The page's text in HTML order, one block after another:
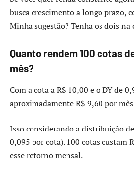
busca crescimento a longo prazo,
Minha sugestão? Tenha os dois na
Quanto rendem 100 cotas
mês?
Com a cota a R$ 10,00 e o DY de
aproximadamente R$ 9,60 por
Isso considerando a distribuição
0,095 por cota). 100 cotas custam
esse retorno mensal.